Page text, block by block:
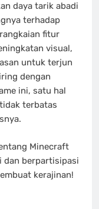
daya tarik abadi
terhadap
fitur
visual,
untuk terjun
dengan
ini, satu hal
terbatas
Minecraft
dan berpartisipasi
kerajinan!